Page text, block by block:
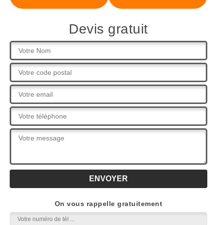
Devis gratuit
On vous rappelle gratuitement